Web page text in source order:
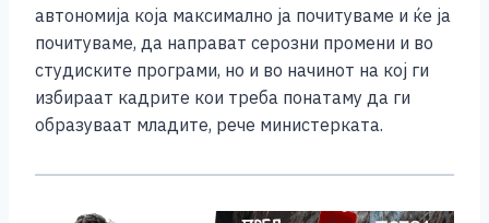
автономија која максимално ја почитуваме и ќе ја
почитуваме, да направат серозни промени и во
студиските програми, но и во начинот на кој ги
избираат кадрите кои треба понатаму да ги
образуваат младите, рече министерката.